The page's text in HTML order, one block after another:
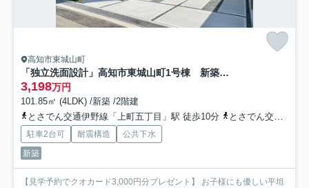
高知市東城山町
「独立洗面設計」高知市東城山町1号棟 新築一戸建て
3,198万円
101.85㎡ (4LDK) /新築 /2階建
とさでん交通伊野線「上町五丁目」駅 徒歩10分
とさでん交通「石立団地」バス停下車 徒歩3分
駐車2台可 耐震構造
公共下水
新築
【見学予約でクオカード3,000円分プレゼント】 お子様にも優しい平坦